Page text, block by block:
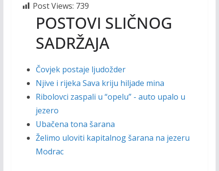
Post Views: 739
POSTOVI SLIČNOG
SADRŽAJA
Čovjek postaje ljudožder
Njive i rijeka Sava kriju hiljade mina
Ribolovci zaspali u “opelu” - auto upalo u
jezero
Ubačena tona šarana
Želimo uloviti kapitalnog šarana na jezeru
Modrac